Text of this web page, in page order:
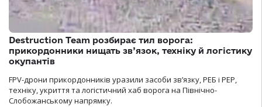
Destruction Team розбирає тил ворога:
прикордонники нищать зв’язок, техніку й логістику
окупантів
FPV-дрони прикордонників уразили засоби зв’язку, РЕБ і РЕР,
техніку, укриття та логістичний хаб ворога на Північно-
Слобожанському напрямку.